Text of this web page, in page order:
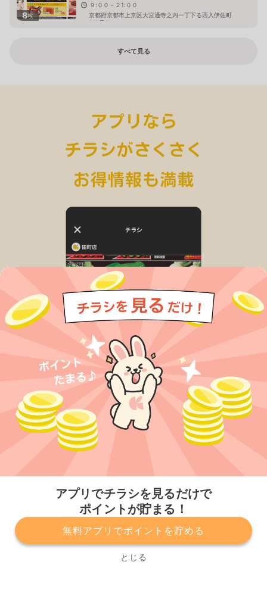
アプリでチラシを見るだけで
ポイントが貯まる！
無料アプリでポイントを貯める
とじる
8枚
９:００－２1:００
京都府京都市上京区大宮通寺之内一丁下る西入伊佐町
212番3
すべて見る
プライバシーポリシー 利用規約
運営会社
サービスに関してのお問い合わせ